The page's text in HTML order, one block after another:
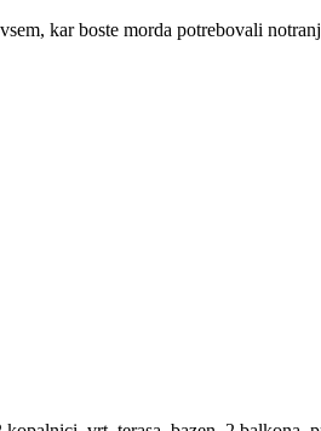
kar boste morda potrebovali